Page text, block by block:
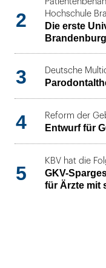
2
Hochschule
Die erste
3 Deutsche
4 Reform der
Entwurf für
5
KBV hat die
GKV-
für Ärzte mit